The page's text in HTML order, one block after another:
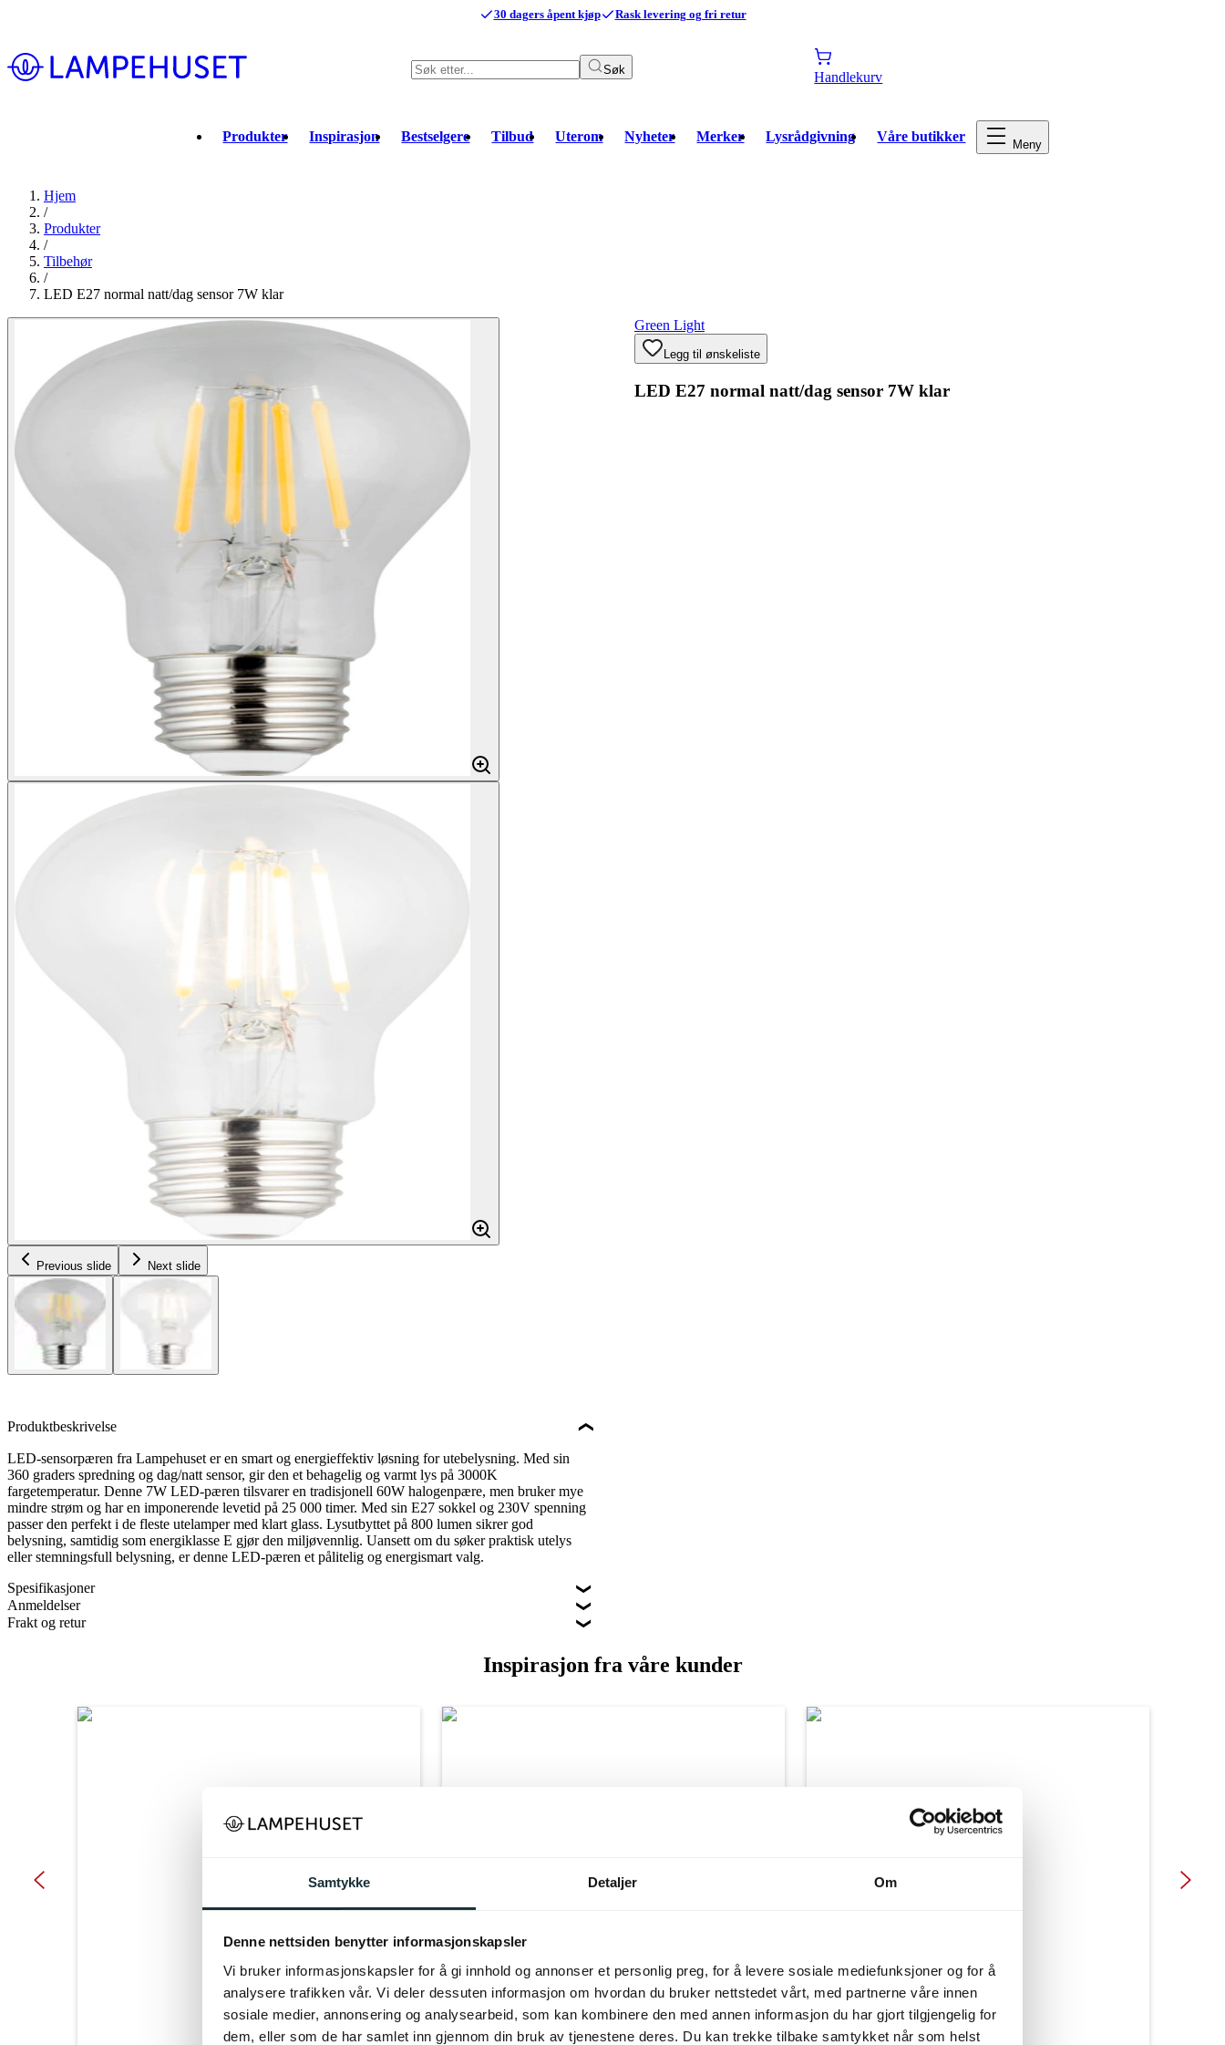
Samtykke Detaljer Om
Denne nettsiden benytter informasjonskapsler
Vi bruker informasjonskapsler for å gi innhold og annonser et personlig preg, for å levere sosiale mediefunksjoner og for å
analysere trafikken vår. Vi deler dessuten informasjon om hvordan du bruker nettstedet vårt, med partnerne våre innen
sosiale medier, annonsering og analysearbeid, som kan kombinere den med annen informasjon du har gjort tilgjengelig for
dem, eller som de har samlet inn gjennom din bruk av tjenestene deres. Du kan trekke tilbake samtykket når som helst
30 dagers åpent kjøp Rask levering og fri retur
Søk Handlekurv
Produkter Inspirasjon Bestselgere Tilbud Uterom Nyheter Merker Lysrådgivning Våre butikker Meny
Hjem
/
Produkter
/
Tilbehør
/
LED E27 normal natt/dag sensor 7W klar
Previous slide Next slide
Green Light
Legg til ønskeliste
LED E27 normal natt/dag sensor 7W klar
Produktbeskrivelse
LED-sensorpæren fra Lampehuset er en smart og energieffektiv løsning for utebelysning. Med sin
360 graders spredning og dag/natt sensor, gir den et behagelig og varmt lys på 3000K
fargetemperatur. Denne 7W LED-pæren tilsvarer en tradisjonell 60W halogenpære, men bruker mye
mindre strøm og har en imponerende levetid på 25 000 timer. Med sin E27 sokkel og 230V spenning
passer den perfekt i de fleste utelamper med klart glass. Lysutbyttet på 800 lumen sikrer god
belysning, samtidig som energiklasse E gjør den miljøvennlig. Uansett om du søker praktisk utelys
eller stemningsfull belysning, er denne LED-pæren et pålitelig og energismart valg.
Spesifikasjoner
Anmeldelser
Frakt og retur
Inspirasjon fra våre kunder